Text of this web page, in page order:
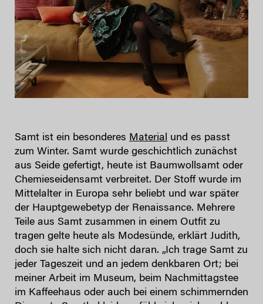
Samt ist ein besonderes Material und es passt
zum Winter. Samt wurde geschichtlich zunächst
aus Seide gefertigt, heute ist Baumwollsamt oder
Chemieseidensamt verbreitet. Der Stoff wurde im
Mittelalter in Europa sehr beliebt und war später
der Hauptgewebetyp der Renaissance. Mehrere
Teile aus Samt zusammen in einem Outfit zu
tragen gelte heute als Modesünde, erklärt Judith,
doch sie halte sich nicht daran. „Ich trage Samt zu
jeder Tageszeit und an jedem denkbaren Ort; bei
meiner Arbeit im Museum, beim Nachmittagstee
im Kaffeehaus oder auch bei einem schimmernden